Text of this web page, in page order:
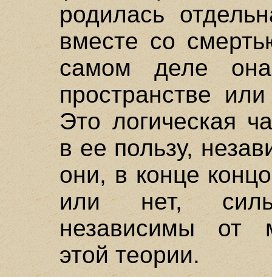
родилась
вместе со
самом деле
пространстве
Это логическая
в ее пользу,
они, в конце
или нет,
независимы от
этой теории.